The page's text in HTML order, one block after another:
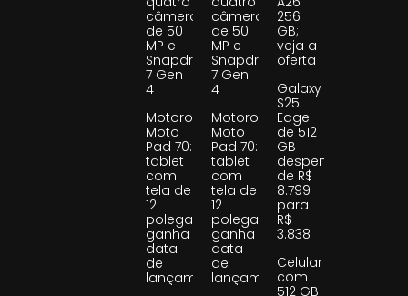
câmeras
de 50
MP e
Snapdragon
7 Gen
4
Motorola
Moto
Pad 70:
tablet
com
tela de
12
polegadas
ganha
data
de
lançamento
câmeras
de 50
MP e
Snapdragon
7 Gen
4
Motorola
Moto
Pad 70:
tablet
com
tela de
12
polegadas
ganha
data
de
lançamento
256
GB;
veja a
oferta
Galaxy
S25
Edge
de 512
GB
despenca
de R$
8.799
para
R$
3.838
Celular
com
512 GB